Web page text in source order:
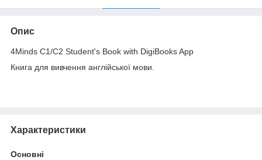
Опис
4Minds C1/C2 Student's Book with DigiBooks App
Книга для вивчення англійської мови.
Характеристики
Основні